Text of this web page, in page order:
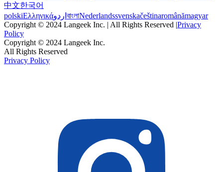
中文한국어
polskiΕλληνικάاردو বাংলাNederlandssvenskačeštinaromânămagyar
Copyright © 2024 Langeek Inc. | All Rights Reserved |Privacy
Policy
Copyright © 2024 Langeek Inc.
All Rights Reserved
Privacy Policy